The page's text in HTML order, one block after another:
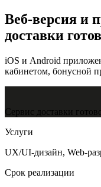
Веб-версия и
доставки
iOS и Android
кабинетом, бонусной
Cервис доставки
Услуги
UX/UI-дизайн, Web-
Срок реализации